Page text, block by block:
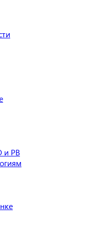
и РВ